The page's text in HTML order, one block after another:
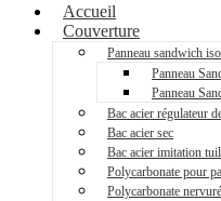
Accueil
Couverture
Panneau sandwich
Panneau
Panneau
Bac acier régulateur
Bac acier sec
Bac acier imitation
Polycarbonate pour
Polycarbonate nervuré